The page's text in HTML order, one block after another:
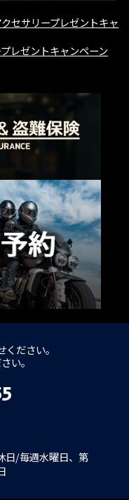
セサリープレゼントキャ
レゼントキャンペーン
ださい。
い。
日/毎週水曜日、第